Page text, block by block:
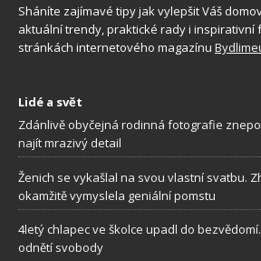
Sháníte zajímavé tipy jak vylepšit Váš
aktuální trendy, praktické rady i
stránkách internetového magazínu
Lidé a svět
Zdánlivě obyčejná rodinná fotografie
najít mrazivý detail
Ženich se vykašlal na svou vlastní svatbu.
okamžitě vymyslela geniální pomstu
4letý chlapec ve školce upadl do
odnětí svobody